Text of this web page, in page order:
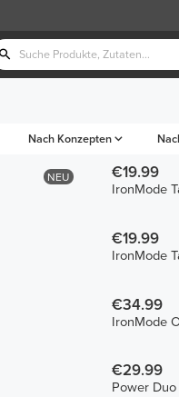
Nach Konzepten
NEU €19.99
IronMode
€19.99
IronMode
€34.99
IronMode
€29.99
Power